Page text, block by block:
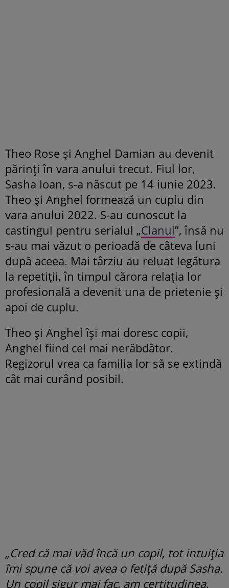
Theo Rose și Anghel Damian au devenit
părinți în vara anului trecut. Fiul lor,
Sasha Ioan, s-a născut pe 14 iunie 2023.
Theo și Anghel formează un cuplu din
vara anului 2022. S-au cunoscut la
castingul pentru serialul „Clanul”, însă nu
s-au mai văzut o perioadă de câteva luni
după aceea. Mai târziu au reluat legătura
la repetiții, în timpul cărora relația lor
profesională a devenit una de prietenie și
apoi de cuplu.
Theo și Anghel își mai doresc copii,
Anghel fiind cel mai nerăbdător.
Regizorul vrea ca familia lor să se extindă
cât mai curând posibil.
„Cred că mai văd încă un copil, tot intuiția
îmi spune că voi avea o fetiță după Sasha.
Un copil sigur mai fac, am certitudinea,